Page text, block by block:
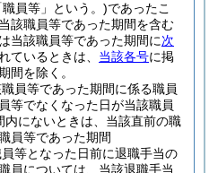
員等」という。)であったこ
該職員等であった期間を含む
当該職員等であった期間に次
ているときは、 当該各号に掲
間を除く。
員等であった期間に係る職員
等でなくなった日が当該職員
にないときは、当該直前の職
員等であった期間
等となった日前に退職手当の
員については、当該退職手当